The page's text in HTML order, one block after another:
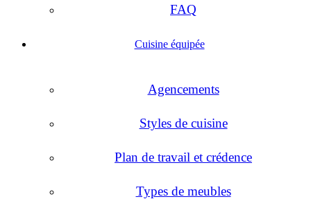
FAQ
Cuisine équipée
Agencements
Styles de cuisine
Plan de travail et crédence
Types de meubles